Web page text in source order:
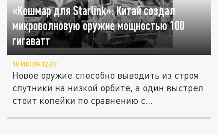
«Кошмар для Starlink»: Китай создал
микроволновую оружие мощностью 100
гигаватт
10 ИЮЛЯ 12:07
Новое оружие способно выводить из строя
спутники на низкой орбите, а один выстрел
стоит копейки по сравнению с...